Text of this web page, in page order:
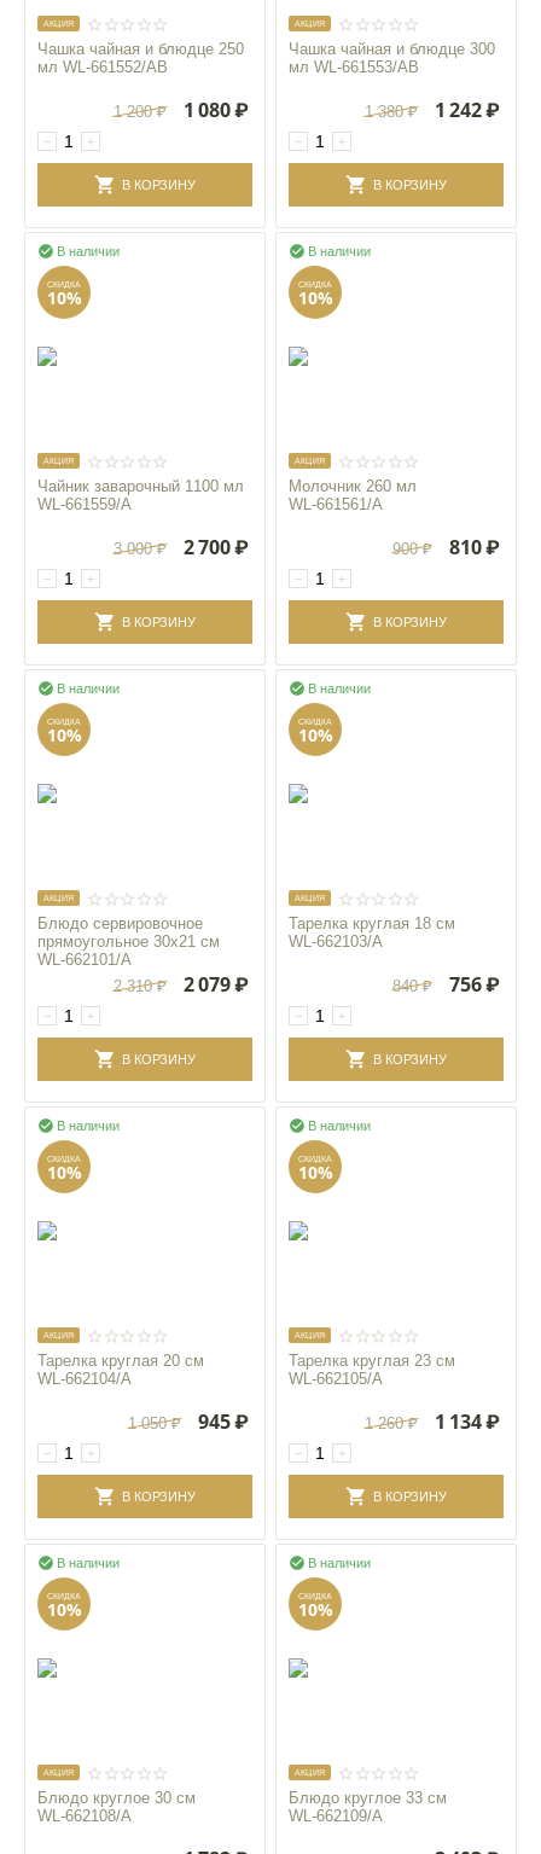
AКЦИЯ
Чашка чайная и блюдце 250
мл WL‑661552/AB
+
−
1 200 ₽ 1 080₽
В КОРЗИНУ
AКЦИЯ
Чашка чайная и блюдце 300
мл WL‑661553/AB
+
−
1 380 ₽ 1 242₽
В КОРЗИНУ
В наличии

СКИДКА
10%
AКЦИЯ
Чайник заварочный 1100 мл
WL‑661559/A
+
−
3 000 ₽ 2 700₽
В КОРЗИНУ
В наличии

СКИДКА
10%
AКЦИЯ
Молочник 260 мл
WL‑661561/A
+
−
900 ₽ 810₽
В КОРЗИНУ
В наличии

СКИДКА
10%
AКЦИЯ
Блюдо сервировочное
прямоугольное 30x21 см
WL‑662101/A
+
−
2 310 ₽ 2 079₽
В КОРЗИНУ
В наличии

СКИДКА
10%
AКЦИЯ
Тарелка круглая 18 см
WL‑662103/A
+
−
840 ₽ 756₽
В КОРЗИНУ
В наличии

СКИДКА
10%
AКЦИЯ
Тарелка круглая 20 см
WL‑662104/A
+
−
1 050 ₽ 945₽
В КОРЗИНУ
В наличии

СКИДКА
10%
AКЦИЯ
Тарелка круглая 23 см
WL‑662105/A
+
−
1 260 ₽ 1 134₽
В КОРЗИНУ
В наличии

СКИДКА
10%
AКЦИЯ
Блюдо круглое 30 см
WL‑662108/A
В наличии

СКИДКА
10%
AКЦИЯ
Блюдо круглое 33 см
WL‑662109/A